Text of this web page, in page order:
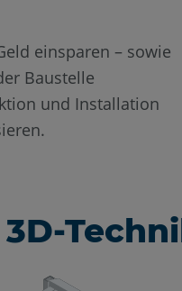
einsparen – sowie
Baustelle
und Installation